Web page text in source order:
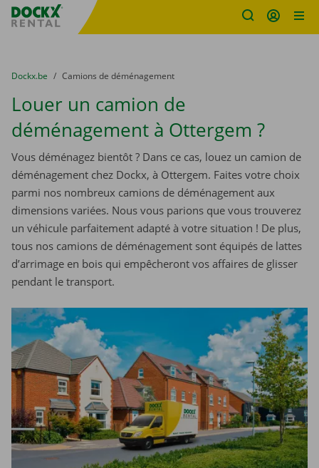
sitename
You are here:
du
Dockx.be to
Camions de déménagement
Louer un camion de
déménagement à Ottergem ?
Vous déménagez bientôt ? Dans ce cas, louez un camion de
déménagement chez Dockx, à Ottergem. Faites votre choix
parmi nos nombreux camions de déménagement aux
dimensions variées. Nous vous parions que vous trouverez
un véhicule parfaitement adapté à votre situation ! De plus,
tous nos camions de déménagement sont équipés de lattes
d’arrimage en bois qui empêcheront vos affaires de glisser
pendant le transport.